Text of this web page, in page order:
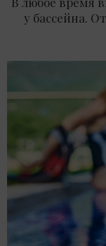
у бассейна.